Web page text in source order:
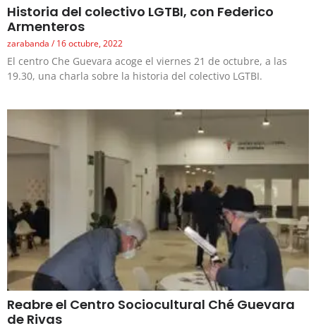
Historia del colectivo LGTBI, con Federico
Armenteros
zarabanda 16 octubre, 2022
El centro Che Guevara acoge el viernes 21 de octubre, a las
19.30, una charla sobre la historia del colectivo LGTBI.
Reabre el Centro Sociocultural Ché Guevara
de Rivas